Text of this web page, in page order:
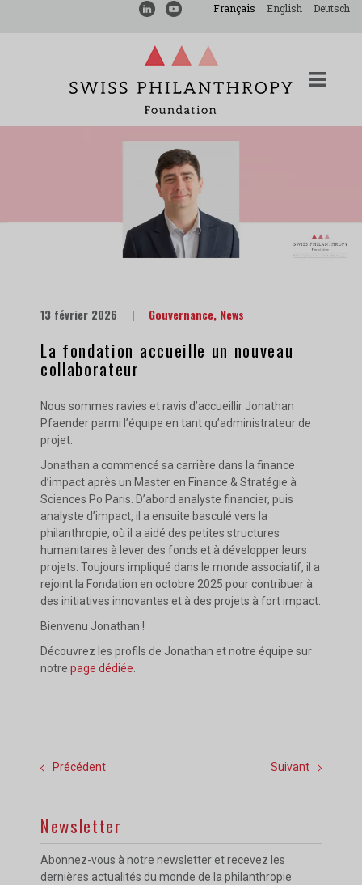
Français English Deutsch
13 février 2026 | Gouvernance, News
La fondation accueille un nouveau
collaborateur
Nous sommes ravies et ravis d’accueillir Jonathan
Pfaender parmi l’équipe en tant qu’administrateur de
projet.
Jonathan a commencé sa carrière dans la finance
d’impact après un Master en Finance & Stratégie à
Sciences Po Paris. D’abord analyste financier, puis
analyste d’impact, il a ensuite basculé vers la
philanthropie, où il a aidé des petites structures
humanitaires à lever des fonds et à développer leurs
projets. Toujours impliqué dans le monde associatif, il a
rejoint la Fondation en octobre 2025 pour contribuer à
des initiatives innovantes et à des projets à fort impact.
Bienvenu Jonathan !
Découvrez les profils de Jonathan et notre équipe sur
notre page dédiée
Précédent Suivant
Newsletter
Abonnez-vous à notre newsletter et recevez les
dernières actualités du monde de la philanthropie